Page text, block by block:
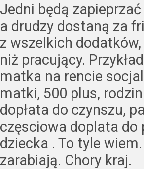
Jedni będą
a drudzy dostaną za
z wszelkich
niż pracujący.
matka na rencie
matki, 500 plus,
dopłata do czynszu,
częsciowa doplata do
dziecka . To tyle
zarabiają. Chory kraj.